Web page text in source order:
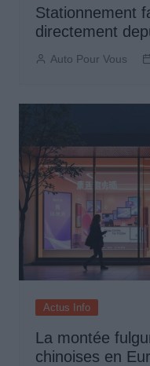
Stationnement
directement
Auto Pour Vous
Actus Info
La montée
chinoises en